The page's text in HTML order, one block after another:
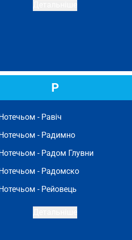
Р
- Равіч
- Радимно
- Радом Глувни
- Радомско
- Рейовець